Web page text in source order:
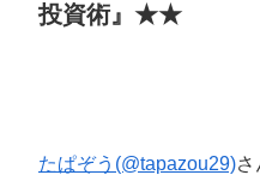
投資術』★★
たぱぞう(@tapazou29)